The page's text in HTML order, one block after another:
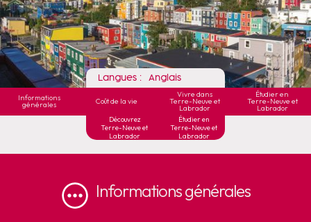
Langues : Anglais
Informations
générales Coût de la vie
Vivre dans
Terre-Neuve et
Labrador
Étudier en
Terre-Neuve et
Labrador
Découvrez
Terre-Neuve et
Labrador
Étudier en
Terre-Neuve et
Labrador
Informationsgénérales